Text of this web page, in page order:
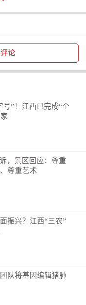
可正常使用。
检
患进行整改
。针对发
业管理单位进行行政
业进行消防安全培
识。
费标准设置不合理，
取按时长计费模式，
，加重业主充电负
论
号”！江西已完成“个
，景区回应：尊重
尊重艺术
振兴？江西“三农”
队将基因编辑猪肺